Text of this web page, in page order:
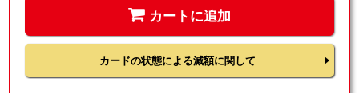
カートに追加
カードの状態による減額に関して